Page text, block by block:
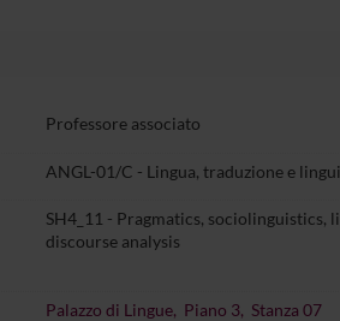
Professore associato
ANGL-01/C - Lingua, traduzione e
SH4_11 - Pragmatics, sociolinguistics,
discourse analysis
Palazzo di Lingue, Piano 3, Stanza 07